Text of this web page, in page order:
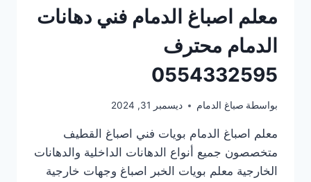
معلم اصباغ الدمام فني دهانات
الدمام محترف
0554332595
بواسطة صباغ الدمام ديسمبر 31, 2024
معلم اصباغ الدمام بويات فني اصباغ القطيف
متخصصون جميع أنواع الدهانات الداخلية والدهانات
الخارجية معلم بويات الخبر اصباغ وجهات خارجية